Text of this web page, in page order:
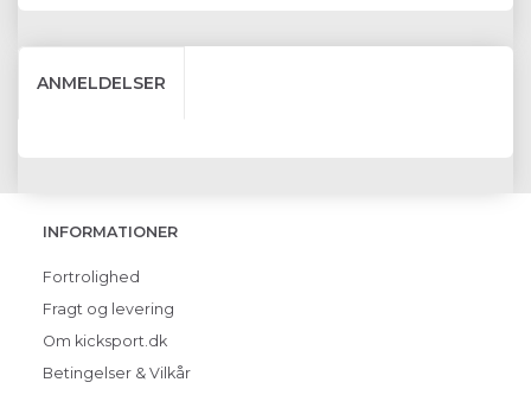
ANMELDELSER
INFORMATIONER
Fortrolighed
Fragt og levering
Om kicksport.dk
Betingelser & Vilkår